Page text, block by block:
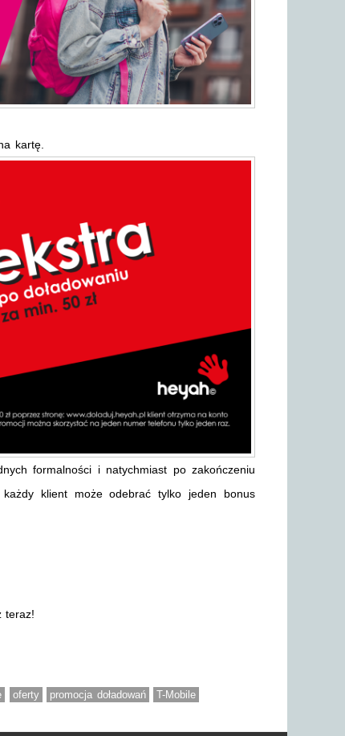
kartę.
formalności i natychmiast po zakończeniu
każdy klient może odebrać tylko jeden bonus
teraz!
oferty promocja doładowań T-Mobile